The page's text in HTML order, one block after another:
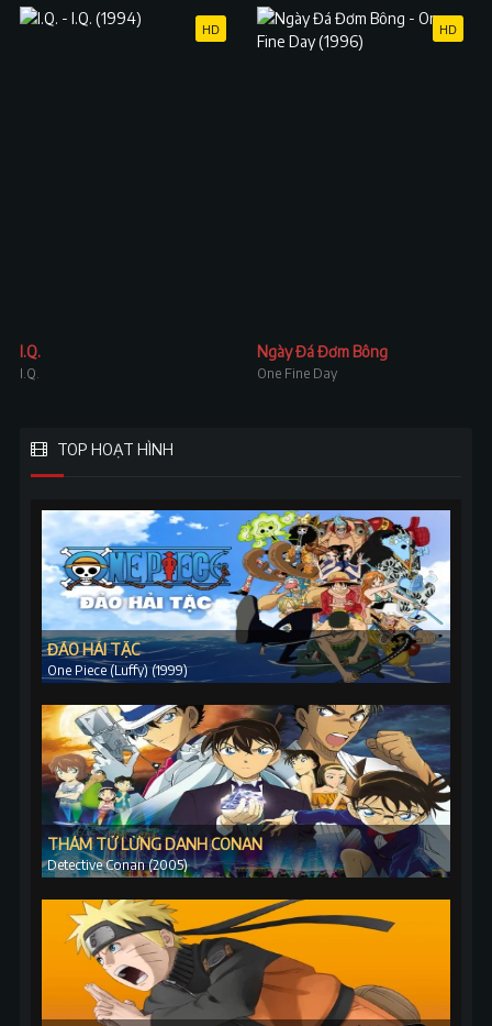
HD
I.Q.
I.Q.
HD
Ngày Đá Đơm Bông
One Fine Day
TOP HOẠT HÌNH
ĐẢO HẢI TẶC
One Piece (Luffy) (1999)
THÁM TỬ LỪNG DANH CONAN
Detective Conan (2005)